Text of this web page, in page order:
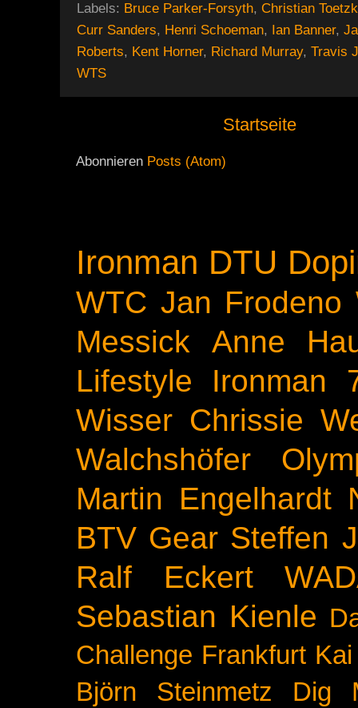
Labels: Bruce Parker-Forsyth, Christian
Curr Sanders, Henri Schoeman, Ian Banner,
Roberts, Kent Horner, Richard Murray, Travis
WTS
Startseite
Abonnieren Posts (Atom)
Ironman DTU
WTC Jan Frodeno
Messick
Anne
Lifestyle
Ironman
Wisser Chrissie
Walchshöfer
Martin Engelhardt
BTV Gear Steffen
Ralf Eckert
Sebastian Kienle
Challenge Frankfurt
Björn Steinmetz
Dig